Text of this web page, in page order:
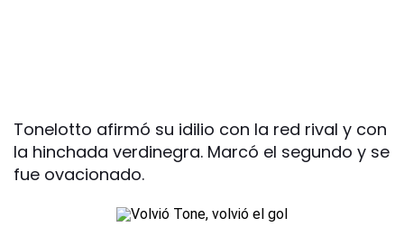
Tonelotto afirmó su idilio con la red rival y con
la hinchada verdinegra. Marcó el segundo y se
fue ovacionado.